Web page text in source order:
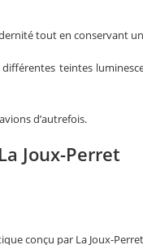
tout en conservant
teintes
d’autrefois.
Joux-Perret
conçu par La Joux-